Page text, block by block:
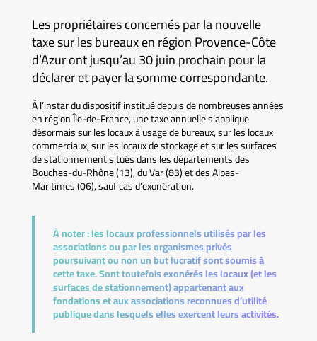
Les propriétaires concernés par la nouvelle
taxe sur les bureaux en région Provence-Côte
d’Azur ont jusqu’au 30 juin prochain pour la
déclarer et payer la somme correspondante.
À l’instar du dispositif institué depuis de nombreuses années
en région Île-de-France, une taxe annuelle s’applique
désormais sur les locaux à usage de bureaux, sur les locaux
commerciaux, sur les locaux de stockage et sur les surfaces
de stationnement situés dans les départements des
Bouches-du-Rhône (13), du Var (83) et des Alpes-
Maritimes (06), sauf cas d’exonération.
À noter :les locaux professionnels utilisés par les
associations ou par les organismes privés
poursuivant ou non un but lucratif sont soumis à
cette taxe. Sont toutefois exonérés les locaux (et les
surfaces de stationnement) appartenant aux
fondations et aux associations reconnues d’utilité
publique dans lesquels elles exercent leurs activités.